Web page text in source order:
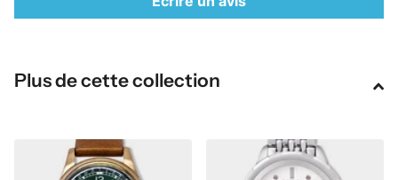
Plus de cette collection